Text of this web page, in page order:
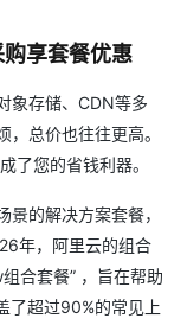
享套餐优惠
象存储、CDN等多
总价也往往更高。
了您的省钱利器。
的解决方案套餐，
年，阿里云的组合
合套餐” ，旨在帮助
了超过90%的常见上